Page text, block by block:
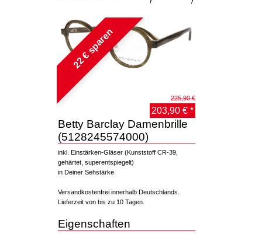
22 € sparen
225,90 €
203,90 € *
Betty Barclay Damenbrille
(5128245574000)
inkl. Einstärken-Gläser (Kunststoff CR-39,
gehärtet, superentspiegelt)
in Deiner Sehstärke
Versandkostenfrei innerhalb Deutschlands.
Lieferzeit von bis zu 10 Tagen.
Eigenschaften